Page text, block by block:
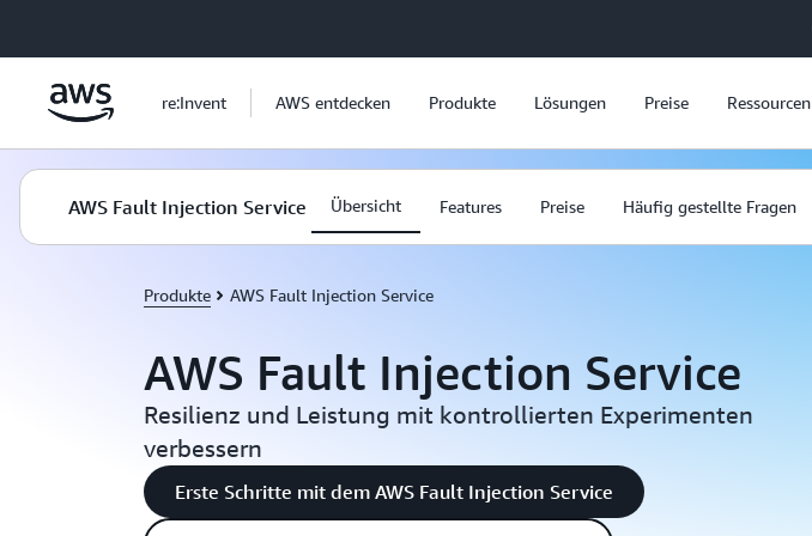
re:Invent AWS entdecken Produkte Lösungen Preise Ressourcen
AWS Fault Injection Service Übersicht Features Preise Häufig gestellte Fragen
Produkte AWS Fault Injection Service
AWS Fault Injection Service
Resilienz und Leistung mit kontrollierten Experimenten
verbessern
Erste Schritte mit dem AWS Fault Injection Service